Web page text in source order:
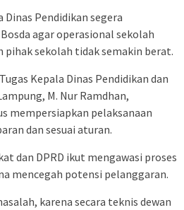
Pendidikan segera
agar operasional sekolah
pihak sekolah tidak semakin berat.
Kepala Dinas Pendidikan dan
M. Nur Ramdhan,
mempersiapkan pelaksanaan
dan sesuai aturan.
dan DPRD ikut mengawasi proses
mencegah potensi pelanggaran.
karena secara teknis dewan